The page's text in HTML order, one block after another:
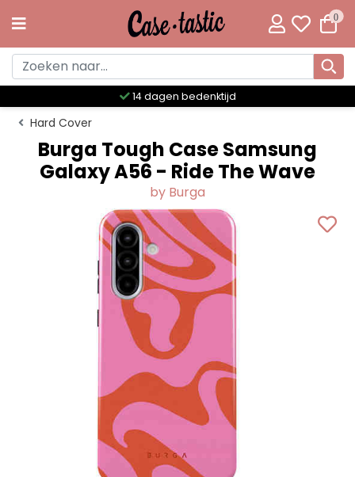
0
Meer dan 300 unieke designs
Hard Cover
Burga Tough Case Samsung
Galaxy A56 - Ride The Wave
by Burga